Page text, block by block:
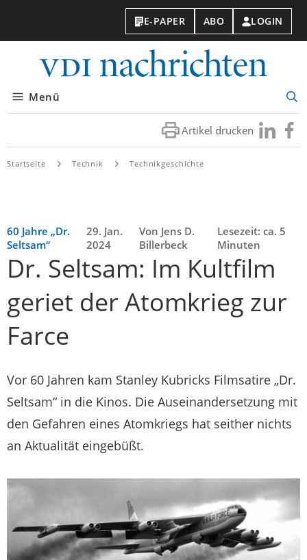
E-PAPER ABO LOGIN
Menü
Artikel drucken Besuchen
Sie
Sie
Startseite Technik Technikgeschichte
60 Jahre „Dr.
Seltsam“
29. Jan.
2024
Von Jens D.
Billerbeck
Lesezeit: ca. 5
Minuten
Dr. Seltsam: Im Kultfilm
geriet der Atomkrieg zur
Farce
Vor 60 Jahren kam Stanley Kubricks Filmsatire „Dr.
Seltsam“ in die Kinos. Die Auseinandersetzung mit
den Gefahren eines Atomkriegs hat seither nichts
an Aktualität eingebüßt.